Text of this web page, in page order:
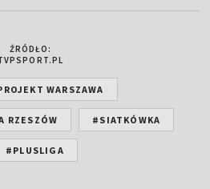
ŹRÓDŁO:
WARSZAWA
RZESZÓW #SIATKÓWKA
#PLUSLIGA